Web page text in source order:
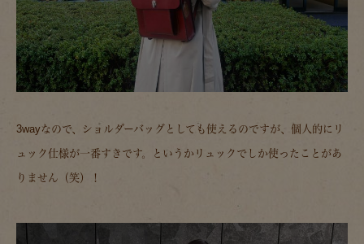
3wayなので、ショルダーバッグとしても使えるのですが、個人的にリ
ュック仕様が一番すきです。というかリュックでしか使ったことがあ
りません（笑）！